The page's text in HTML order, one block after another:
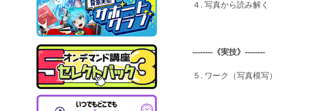
４. 写真から読み解く
--------《実技》--------
５. ワーク（写真模写）